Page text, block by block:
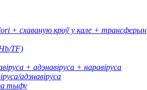
+ схаваную кроў у кале + трансферын
TF)
+ адэнавіруса + наравіруса
адэнавіруса
тыфу